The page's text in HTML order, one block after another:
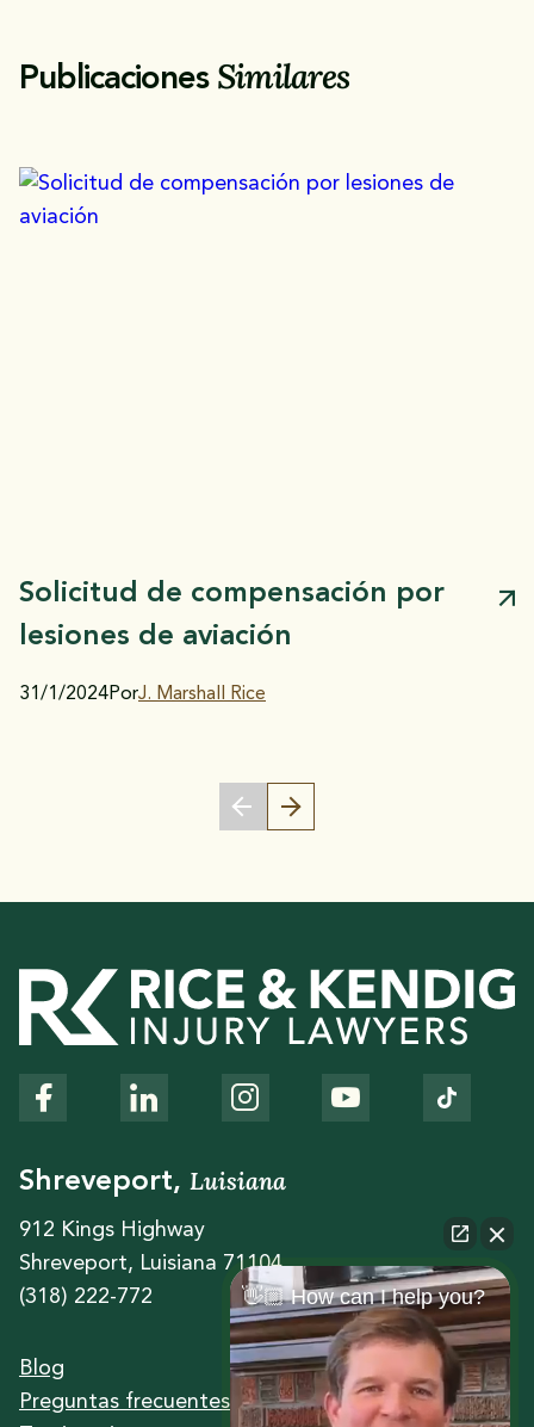
Publicaciones Similares
Solicitud de compensación por
lesiones de aviación
31/1/2024PorJ. Marshall Rice
Shreveport, Luisiana
912 Kings Highway
Shreveport, Luisiana 71104
(318) 222-772
Blog
Preguntas frecuentes
👋🏼 How can I help you?